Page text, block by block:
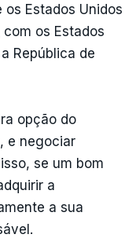
os Estados Unidos
os Estados
República de
opção do
e negociar
se um bom
a
a sua